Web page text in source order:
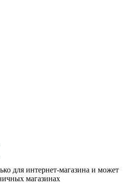
для интернет-магазина и может
магазинах